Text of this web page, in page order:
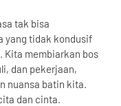
tak bisa
yang tidak kondusif
Kita membiarkan bos
dan pekerjaan,
nuansa batin kita.
dan cinta.